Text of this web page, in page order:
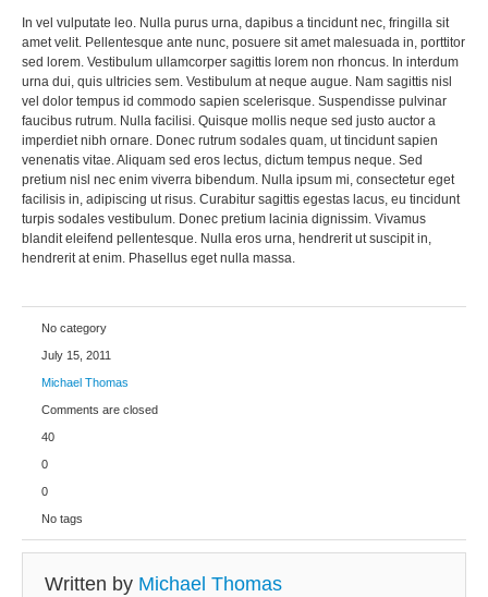
In vel vulputate leo. Nulla purus urna, dapibus a tincidunt nec, fringilla sit
amet velit. Pellentesque ante nunc, posuere sit amet malesuada in, porttitor
sed lorem. Vestibulum ullamcorper sagittis lorem non rhoncus. In interdum
urna dui, quis ultricies sem. Vestibulum at neque augue. Nam sagittis nisl
vel dolor tempus id commodo sapien scelerisque. Suspendisse pulvinar
faucibus rutrum. Nulla facilisi. Quisque mollis neque sed justo auctor a
imperdiet nibh ornare. Donec rutrum sodales quam, ut tincidunt sapien
venenatis vitae. Aliquam sed eros lectus, dictum tempus neque. Sed
pretium nisl nec enim viverra bibendum. Nulla ipsum mi, consectetur eget
facilisis in, adipiscing ut risus. Curabitur sagittis egestas lacus, eu tincidunt
turpis sodales vestibulum. Donec pretium lacinia dignissim. Vivamus
blandit eleifend pellentesque. Nulla eros urna, hendrerit ut suscipit in,
hendrerit at enim. Phasellus eget nulla massa.
No category
July 15, 2011
Michael Thomas
Comments are closed
40
0
0
No tags
Written by Michael Thomas